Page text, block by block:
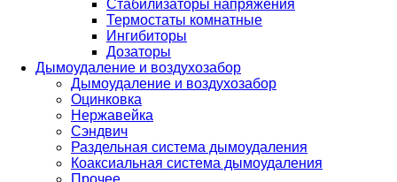
Стабилизаторы напряжения
Термостаты комнатные
Ингибиторы
Дозаторы
Дымоудаление и воздухозабор
Дымоудаление и воздухозабор
Оцинковка
Нержавейка
Сэндвич
Раздельная система дымоудаления
Коаксиальная система дымоудаления